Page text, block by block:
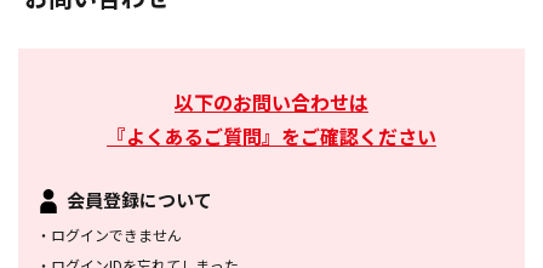
以下のお問い合わせは
『よくあるご質問』をご確認ください
会員登録について
・ ログインできません